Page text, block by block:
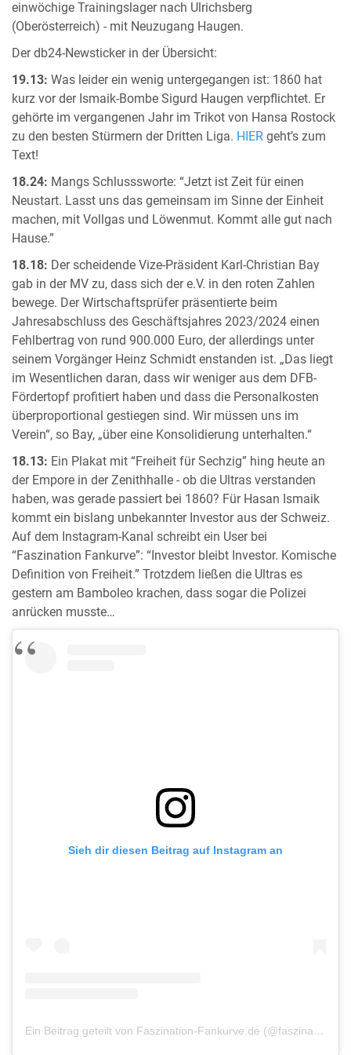
einwöchige Trainingslager nach Ulrichsberg
(Oberösterreich) - mit Neuzugang Haugen.
Der db24-Newsticker in der Übersicht:
19.13: Was leider ein wenig untergegangen ist: 1860 hat
kurz vor der Ismaik-Bombe Sigurd Haugen verpflichtet. Er
gehörte im vergangenen Jahr im Trikot von Hansa Rostock
zu den besten Stürmern der Dritten Liga. HIER geht’s zum
Text!
18.24: Mangs Schlusssworte: “Jetzt ist Zeit für einen
Neustart. Lasst uns das gemeinsam im Sinne der Einheit
machen, mit Vollgas und Löwenmut. Kommt alle gut nach
Hause.”
18.18: Der scheidende Vize-Präsident Karl-Christian Bay
gab in der MV zu, dass sich der e.V. in den roten Zahlen
bewege. Der Wirtschaftsprüfer präsentierte beim
Jahresabschluss des Geschäftsjahres 2023/2024 einen
Fehlbertrag von rund 900.000 Euro, der allerdings unter
seinem Vorgänger Heinz Schmidt enstanden ist. „Das liegt
im Wesentlichen daran, dass wir weniger aus dem DFB-
Fördertopf profitiert haben und dass die Personalkosten
überproportional gestiegen sind. Wir müssen uns im
Verein“, so Bay, „über eine Konsolidierung unterhalten.“
18.13: Ein Plakat mit “Freiheit für Sechzig” hing heute an
der Empore in der Zenithhalle - ob die Ultras verstanden
haben, was gerade passiert bei 1860? Für Hasan Ismaik
kommt ein bislang unbekannter Investor aus der Schweiz.
Auf dem Instagram-Kanal schreibt ein User bei
“Faszination Fankurve”: “Investor bleibt Investor. Komische
Definition von Freiheit.” Trotzdem ließen die Ultras es
gestern am Bamboleo krachen, dass sogar die Polizei
anrücken musste…
Sieh dir diesen Beitrag auf Instagram an
Ein Beitrag geteilt von Faszination-Fankurve.de (@faszination_fankurve)